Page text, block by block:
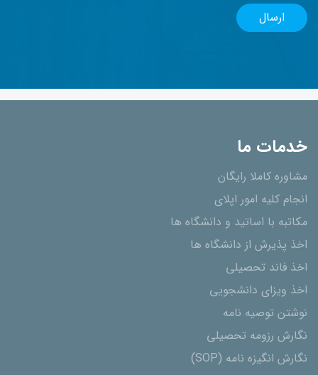
خدمات ما
مشاوره کاملا رایگان
انجام کلیه امور اپلای
مکاتبه با اساتید و دانشگاه ها
اخذ پذیرش از دانشگاه ھا
اخذ فاند تحصیلی
اخذ ویزای دانشجویی
نوشتن توصیه نامه
نگارش رزومه تحصیلی
نگارش انگیزه نامه (SOP)